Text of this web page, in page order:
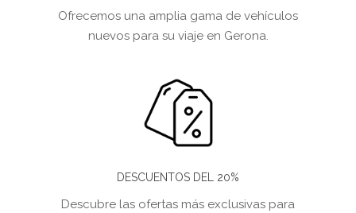
Ofrecemos una amplia gama de vehículos
nuevos para su viaje en Gerona.
DESCUENTOS DEL 20%
Descubre las ofertas más exclusivas para